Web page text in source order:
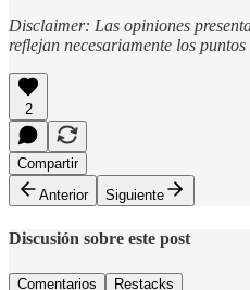
Disclaimer: Las opiniones
reflejan necesariamente los
2
Compartir
Anterior
Siguiente
Discusión sobre este post
Comentarios Restacks